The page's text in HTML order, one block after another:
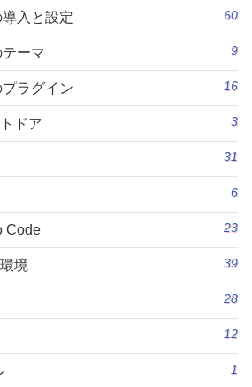
入と設定 60
ーマ 9
ラグイン 16
ドア 3
31
6
Code 23
境 39
28
12
1